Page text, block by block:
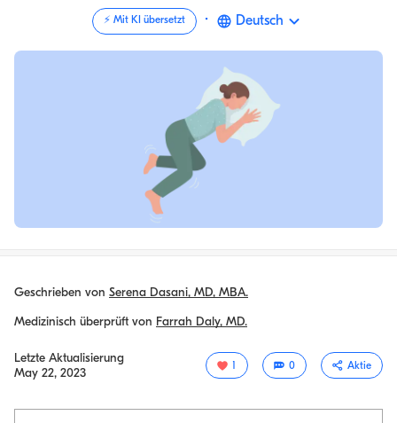
⚡️ Mit KI übersetzt · Deutsch
Geschrieben von Serena Dasani, MD, MBA.
Medizinisch überprüft von Farrah Daly, MD.
Letzte Aktualisierung
May 22, 2023
1 0 Aktie